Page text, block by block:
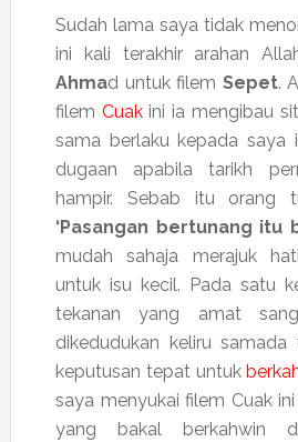
Sudah lama saya tidak
ini kali terakhir arahan
Ahmad untuk filem Sepet.
filem Cuakini ia mengibau
sama berlaku kepada saya
dugaan apabila tarikh
hampir. Sebab itu orang
‘Pasangan bertunang itu
mudah sahaja merajuk
untuk isu kecil. Pada satu
tekanan yang amat
dikedudukan keliru
keputusan tepat untuk
saya menyukai filem Cuak
yang bakal berkahwin